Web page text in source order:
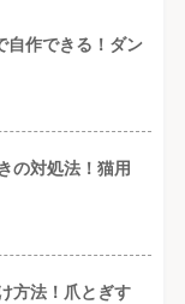
自作できる！ダン
の対処法！猫用
方法！爪とぎす